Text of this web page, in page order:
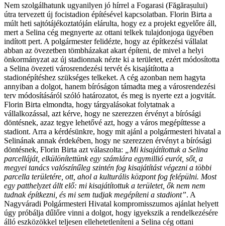
Nem szolgálhatunk ugyanilyen jó hírrel a Fogarasi (Făgărașului)
útra tervezett új focistadion építésével kapcsolatban. Florin Birta a
múlt heti sajtótájékoztatóján elárulta, hogy ez a projekt egyelőre áll,
mert a Selina cég megnyerte az ottani telkek tulajdonjoga ügyében
indított pert. A polgármester felidézte, hogy az építkezési vállalat
abban az övezetben tömbházakat akart építeni, de mivel a helyi
önkormányzat az új stadionnak nézte ki a területet, ezért módosította
a Selina övezeti városrendezési tervét és kisajátította a
stadionépítéshez szükséges telkeket. A cég azonban nem hagyta
annyiban a dolgot, hanem bíróságon támadta meg a városrendezési
terv módosításáról szóló határozatot, és meg is nyerte ezt a jogvitát.
Florin Birta elmondta, hogy tárgyalásokat folytatnak a
vállalkozással, azt kérve, hogy ne szerezzen érvényt a bírósági
döntésnek, azaz tegye lehetővé azt, hogy a város megépíttesse a
stadiont. Arra a kérdésünkre, hogy mit ajánl a polgármesteri hivatal a
Selinának annak érdekében, hogy ne szerezzen érvényt a bírósági
döntésnek, Florin Birta azt válaszolta:
„Mi kisajátítottuk a Selina
parcelláját, elkülönítettünk egy számlára egymillió eurót, sőt, a
megyei tanács valószínűleg szintén fog kisajátítást végezni a többi
parcella területére, ott, ahol a kulturális központ fog felépülni. Most
egy patthelyzet állt elő: mi kisajátítottuk a területet, ők nem nem
tudnak építkezni, és mi sem tudjak megépíteni a stadiont”. A
Nagyváradi Polgármesteri Hivatal kompromisszumos ajánlat helyett
úgy próbálja dűlőre vinni a dolgot, hogy igyekszik a rendelkezésére
álló eszközökkel teljesen ellehetetleníteni a Selina cég ottani